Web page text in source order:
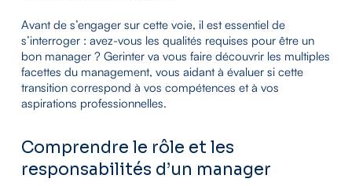
Avant de s’engager sur cette voie, il est essentiel de
s’interroger : avez-vous les qualités requises pour être un
bon manager ? Gerinter va vous faire découvrir les multiples
facettes du management, vous aidant à évaluer si cette
transition correspond à vos compétences et à vos
aspirations professionnelles.
Comprendre le rôle et les
responsabilités d’un manager